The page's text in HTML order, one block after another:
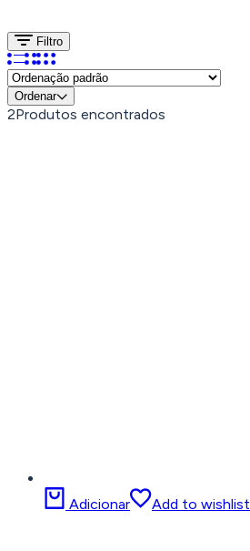
Filtro
Ordenar
2Produtos encontrados
Adicionar Add to wishlist